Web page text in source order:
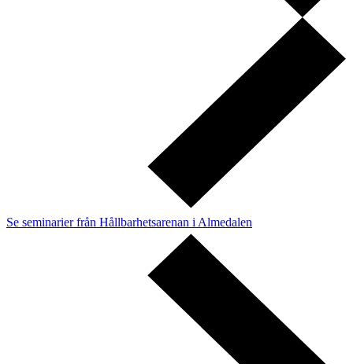
Se seminarier från Hållbarhetsarenan i Almedalen